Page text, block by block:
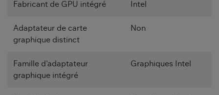
Fabricant de GPU intégré Intel
Adaptateur de carte
graphique distinct
Non
Famille d'adaptateur
graphique intégré
Graphiques Intel